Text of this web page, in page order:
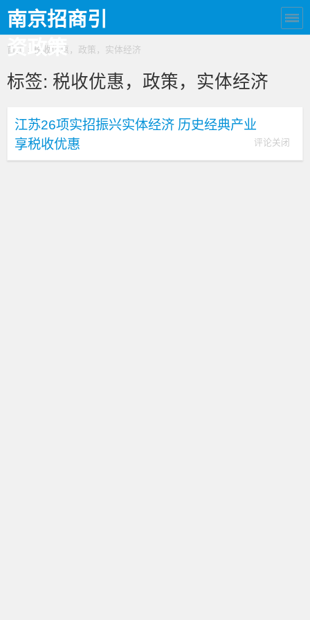
南京招商引
资政策
首页 › 税收优惠，政策，实体经济
标签: 税收优惠，政策，实体经济
江苏26项实招振兴实体经济 历史经典产业
享税收优惠
评论关闭